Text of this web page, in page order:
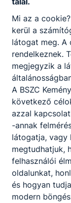
Mi az a
kerül a
látogat meg. A
rendelkeznek.
megjegyzik a
A BSZC
következő
azzal
-annak
látogatja, vagy
megtudhatjuk,
felhasználói
oldalunkat,
és hogyan
modern